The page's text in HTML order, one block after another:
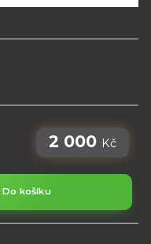
2 000 Kč
Do košíku